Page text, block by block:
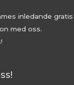
inledande gratis
med oss.